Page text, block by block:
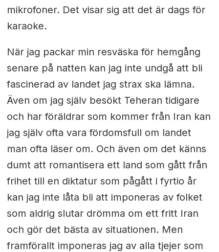
mikrofoner. Det visar sig att det är dags för
karaoke.
När jag packar min resväska för hemgång
senare på natten kan jag inte undgå att bli
fascinerad av landet jag strax ska lämna.
Även om jag själv besökt Teheran tidigare
och har föräldrar som kommer från Iran kan
jag själv ofta vara fördomsfull om landet
man ofta läser om. Och även om det känns
dumt att romantisera ett land som gått från
frihet till en diktatur som pågått i fyrtio år
kan jag inte låta bli att imponeras av folket
som aldrig slutar drömma om ett fritt Iran
och gör det bästa av situationen. Men
framförallt imponeras jag av alla tjejer som